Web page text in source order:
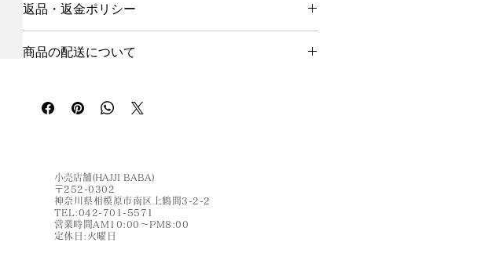
に加え、商品の特徴やおすすめのポイントなどを説明しま
しょう。
返品・返金ポリシー
けなかった場合の返品・返金ポリシーと手順を説明しまし
商品の配送について
る情報を入力してください。配送情報を明確にすること
で、お客様の信頼を獲得し、安心して商品をご購入いただ
小売店舗(HAJJI BABA)
〒252-0302
神奈川県相模原市南区上鶴間3-2-2
​TEL:042-701-5571
​営業時間AM10:00〜PM8:00
​定休日:火曜日